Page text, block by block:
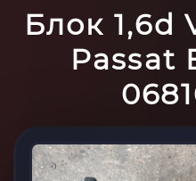
Блок 1,6d
Passat